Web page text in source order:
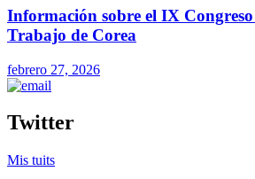
Información sobre el IX
Trabajo de Corea
febrero 27, 2026
Twitter
Mis tuits